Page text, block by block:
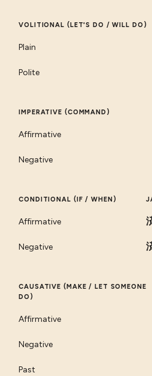
VOLITIONAL (LET'S DO / WILL DO)
Plain
Polite
IMPERATIVE (COMMAND)
Affirmative
Negative
CONDITIONAL (IF / WHEN)
Affirmative
Negative
CAUSATIVE (MAKE / LET SOMEONE
DO)
Affirmative
Negative
Past